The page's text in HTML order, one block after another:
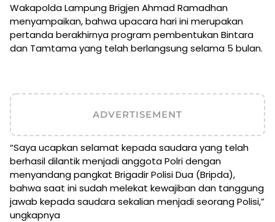
Wakapolda Lampung Brigjen Ahmad Ramadhan
menyampaikan, bahwa upacara hari ini merupakan
pertanda berakhirnya program pembentukan Bintara
dan Tamtama yang telah berlangsung selama 5 bulan.
ADVERTISEMENT
“Saya ucapkan selamat kepada saudara yang telah
berhasil dilantik menjadi anggota Polri dengan
menyandang pangkat Brigadir Polisi Dua (Bripda),
bahwa saat ini sudah melekat kewajiban dan tanggung
jawab kepada saudara sekalian menjadi seorang Polisi,”
ungkapnya